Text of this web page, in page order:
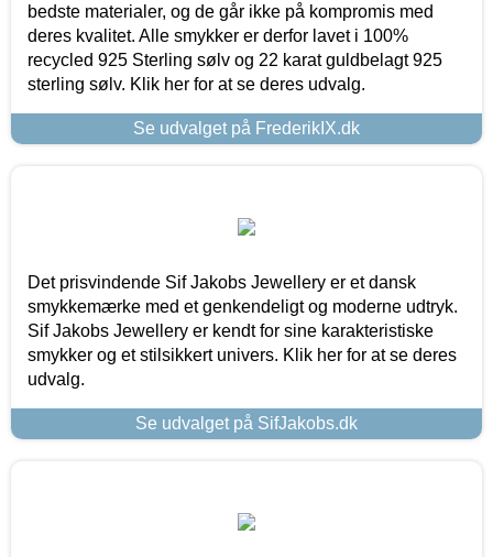
bedste materialer, og de går ikke på kompromis med
deres kvalitet. Alle smykker er derfor lavet i 100%
recycled 925 Sterling sølv og 22 karat guldbelagt 925
sterling sølv. Klik her for at se deres udvalg.
Se udvalget på FrederikIX.dk
Det prisvindende Sif Jakobs Jewellery er et dansk
smykkemærke med et genkendeligt og moderne udtryk.
Sif Jakobs Jewellery er kendt for sine karakteristiske
smykker og et stilsikkert univers. Klik her for at se deres
udvalg.
Se udvalget på SifJakobs.dk